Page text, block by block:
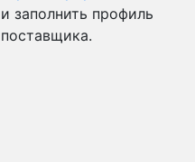
и заполнить профиль
поставщика.